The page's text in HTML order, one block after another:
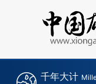
千年大计